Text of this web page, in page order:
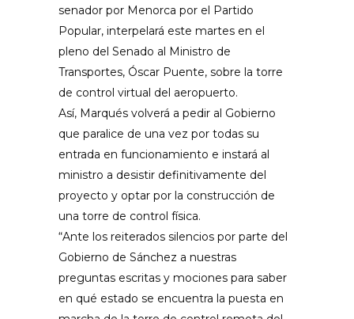
senador por Menorca por el Partido
Popular, interpelará este martes en el
pleno del Senado al Ministro de
Transportes, Óscar Puente, sobre la torre
de control virtual del aeropuerto.
Así, Marqués volverá a pedir al Gobierno
que paralice de una vez por todas su
entrada en funcionamiento e instará al
ministro a desistir definitivamente del
proyecto y optar por la construcción de
una torre de control física.
“Ante los reiterados silencios por parte del
Gobierno de Sánchez a nuestras
preguntas escritas y mociones para saber
en qué estado se encuentra la puesta en